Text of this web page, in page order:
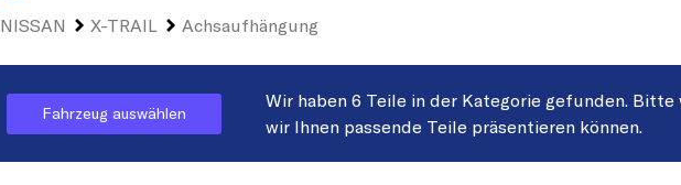
NISSAN X-TRAIL Achsaufhängung
Fahrzeug auswählen
Wir haben 6 Teile in der Kategorie gefunden. Bitte
wir Ihnen passende Teile präsentieren können.